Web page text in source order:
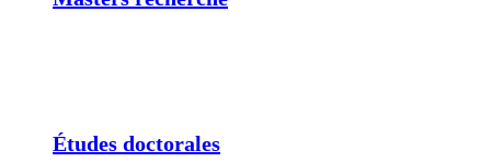
Études doctorales